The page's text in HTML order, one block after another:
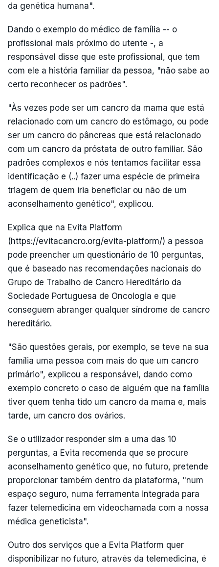
da genética humana".
Dando o exemplo do médico de família -- o
profissional mais próximo do utente -, a
responsável disse que este profissional, que tem
com ele a história familiar da pessoa, "não sabe ao
certo reconhecer os padrões".
"Às vezes pode ser um cancro da mama que está
relacionado com um cancro do estômago, ou pode
ser um cancro do pâncreas que está relacionado
com um cancro da próstata de outro familiar. São
padrões complexos e nós tentamos facilitar essa
identificação e (..) fazer uma espécie de primeira
triagem de quem iria beneficiar ou não de um
aconselhamento genético", explicou.
Explica que na Evita Platform
(https://evitacancro.org/evita-platform/) a pessoa
pode preencher um questionário de 10 perguntas,
que é baseado nas recomendações nacionais do
Grupo de Trabalho de Cancro Hereditário da
Sociedade Portuguesa de Oncologia e que
conseguem abranger qualquer síndrome de cancro
hereditário.
"São questões gerais, por exemplo, se teve na sua
família uma pessoa com mais do que um cancro
primário", explicou a responsável, dando como
exemplo concreto o caso de alguém que na família
tiver quem tenha tido um cancro da mama e, mais
tarde, um cancro dos ovários.
Se o utilizador responder sim a uma das 10
perguntas, a Evita recomenda que se procure
aconselhamento genético que, no futuro, pretende
proporcionar também dentro da plataforma, "num
espaço seguro, numa ferramenta integrada para
fazer telemedicina em videochamada com a nossa
médica geneticista".
Outro dos serviços que a Evita Platform quer
disponibilizar no futuro, através da telemedicina, é